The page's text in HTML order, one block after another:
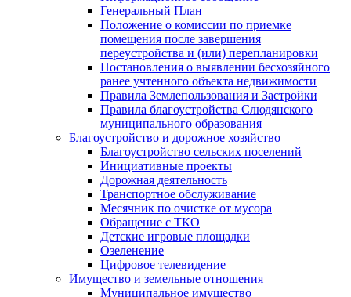
Генеральный План
Положение о комиссии по приемке
помещения после завершения
переустройства и (или) перепланировки
Постановления о выявлении бесхозяйного
ранее учтенного объекта недвижимости
Правила Землепользования и Застройки
Правила благоустройства Слюдянского
муниципального образования
Благоустройство и дорожное хозяйство
Благоустройство сельских поселений
Инициативные проекты
Дорожная деятельность
Транспортное обслуживание
Месячник по очистке от мусора
Обращение с ТКО
Детские игровые площадки
Озеленение
Цифровое телевидение
Имущество и земельные отношения
Муниципальное имущество